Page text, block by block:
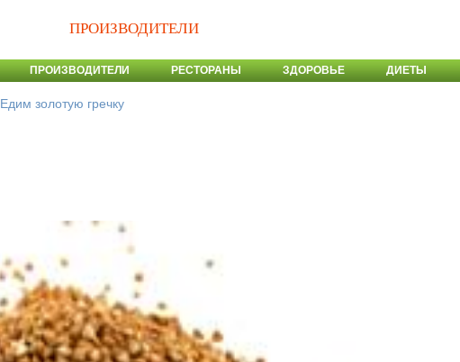
ПРОИЗВОДИТЕЛИ
ПРОИЗВОДИТЕЛИ РЕСТОРАНЫ ЗДОРОВЬЕ ДИЕТЫ
Едим золотую гречку